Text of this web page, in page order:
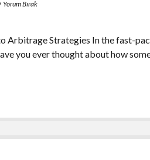
Yorum Bırak
Arbitrage Strategies In the fast-
you ever thought about how